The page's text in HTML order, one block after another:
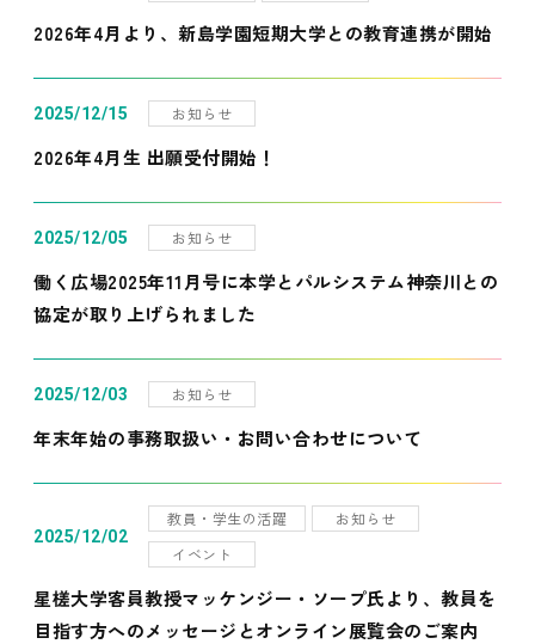
2026年4月より、新島学園短期大学との教育連携が開始
2025/12/15 お知らせ
2026年4月生 出願受付開始！
2025/12/05 お知らせ
働く広場2025年11月号に本学とパルシステム神奈川との
協定が取り上げられました
2025/12/03 お知らせ
年末年始の事務取扱い・お問い合わせについて
2025/12/02
教員・学生の活躍
お知らせ
イベント
星槎大学客員教授マッケンジー・ソープ氏より、教員を
目指す方へのメッセージとオンライン展覧会のご案内